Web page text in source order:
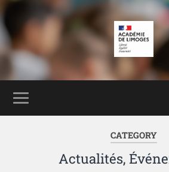
CATEGORY
Actualités,